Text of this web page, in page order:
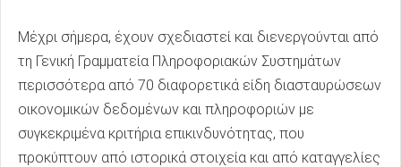
Μέχρι σήμερα, έχουν σχεδιαστεί και διενεργούνται από
τη Γενική Γραμματεία Πληροφοριακών Συστημάτων
περισσότερα από 70 διαφορετικά είδη διασταυρώσεων
οικονομικών δεδομένων και πληροφοριών με
συγκεκριμένα κριτήρια επικινδυνότητας, που
προκύπτουν από ιστορικά στοιχεία και από καταγγελίες